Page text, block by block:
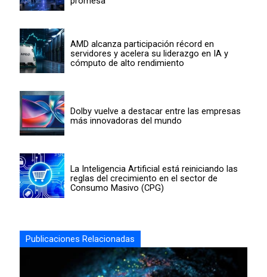
AMD alcanza participación récord en
servidores y acelera su liderazgo en IA y
cómputo de alto rendimiento
Dolby vuelve a destacar entre las empresas
más innovadoras del mundo
La Inteligencia Artificial está reiniciando las
reglas del crecimiento en el sector de
Consumo Masivo (CPG)
Publicaciones Relacionadas